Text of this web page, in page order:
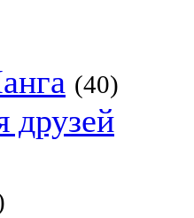
(40)
друзей